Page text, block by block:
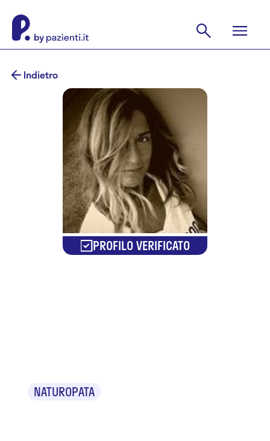
Indietro
PROFILO VERIFICATO
NATUROPATA